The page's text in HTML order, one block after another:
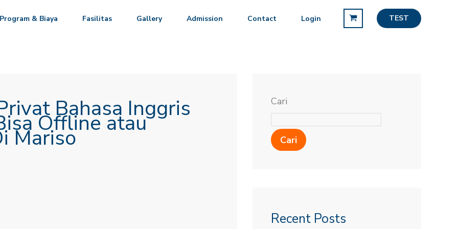
Program & Biaya Fasilitas Gallery Admission Contact Login TEST
Bahasa Inggris
Offline atau
Mariso
Cari
Cari
Recent Posts